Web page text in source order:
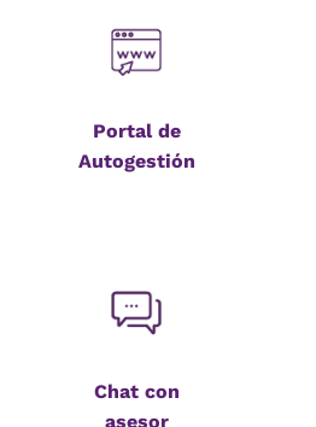
Portal de
Autogestión
Chat con
asesor